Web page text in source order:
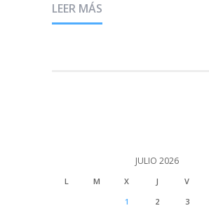
LEER MÁS
JULIO 2026
L M X J V
1
2 3